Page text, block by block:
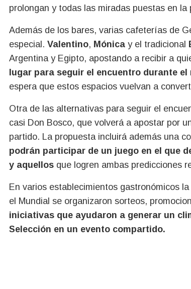
prolongan y todas las miradas puestas en la
Además de los bares, varias cafeterías de
especial. Valentino, Mónica y el tradicional
Argentina y Egipto, apostando a recibir a
lugar para seguir el encuentro durante el
espera que estos espacios vuelvan a
Otra de las alternativas para seguir el
casi Don Bosco, que volverá a apostar por
partido. La propuesta incluirá además una
podrán participar de un juego en el que
y aquellos que logren ambas predicciones
En varios establecimientos gastronómicos
el Mundial se organizaron sorteos,
iniciativas que ayudaron a generar un
Selección en un evento compartido.